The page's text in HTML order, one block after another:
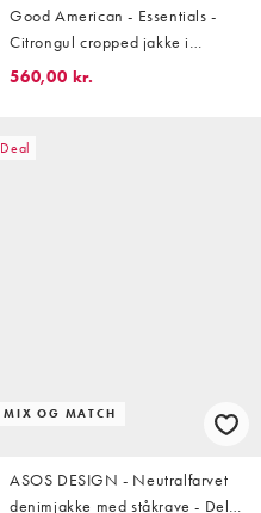
Good American - Essentials -
Citrongul cropped jakke i
bomuld med udskæringer - Del
560,00 kr.
Deal
MIX OG MATCH
ASOS DESIGN - Neutralfarvet
denimjakke med ståkrave - Del